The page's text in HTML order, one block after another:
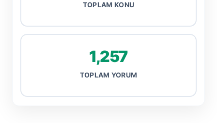
TOPLAM KONU
1,257
TOPLAM YORUM